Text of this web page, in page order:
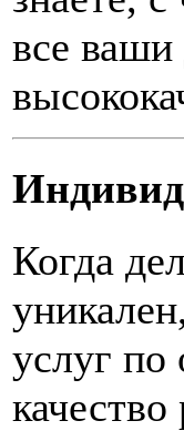
все ваши
Когда
услуг по